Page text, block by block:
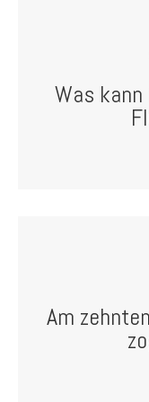
Was
Am